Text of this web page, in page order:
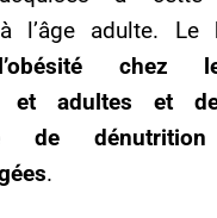
à l’âge adulte.
chez
et adultes et
de
.